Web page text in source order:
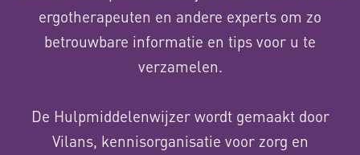
ergotherapeuten en andere experts om zo
betrouwbare informatie en tips voor u te
verzamelen.
De Hulpmiddelenwijzer wordt gemaakt door
Vilans, kennisorganisatie voor zorg en